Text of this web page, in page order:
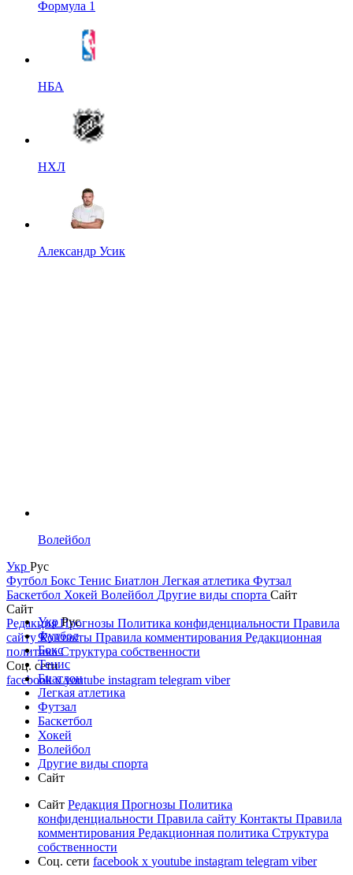
Формула 1
НБА
НХЛ
Александр Усик
Волейбол
Укр Рус
Футбол Бокс Тенис Биатлон Легкая атлетика Футзал
Баскетбол Хокей Волейбол Другие виды спорта Сайт
Сайт
РедакцияПрогнозы Политика конфиденциальности Правила
сайтуКонтакты Правила комментирования Редакционная
политикаСтруктура собственности
Соц. сети
facebookxyoutube instagram telegram viber
УкрРус
Футбол
Бокс
Тенис
Биатлон
Легкая атлетика
Футзал
Баскетбол
Хокей
Волейбол
Другие виды спорта
Сайт
Сайт Редакция Прогнозы Политика
конфиденциальности Правила сайту Контакты Правила
комментирования Редакционная политика Структура
собственности
Соц. сети facebook x youtube instagram telegram viber